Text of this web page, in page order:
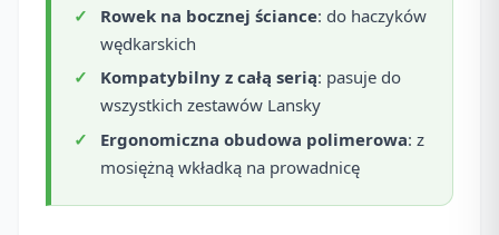
Rowek na bocznej ściance: do haczyków
wędkarskich
Kompatybilny z całą serią: pasuje do
wszystkich zestawów Lansky
Ergonomiczna obudowa polimerowa: z
mosiężną wkładką na prowadnicę